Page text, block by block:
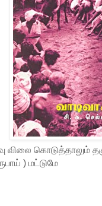
விலை கொடுத்தாலும்
) மட்டுமே